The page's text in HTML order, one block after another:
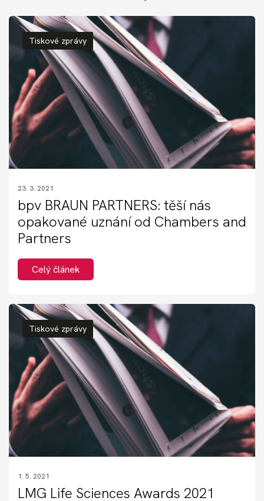
Tiskové zprávy
23. 3. 2021
bpv BRAUN PARTNERS: těší nás
opakované uznání od Chambers and
Partners
Celý článek
Tiskové zprávy
1. 5. 2021
LMG Life Sciences Awards 2021